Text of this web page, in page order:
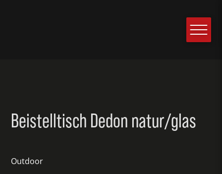
Beistelltisch Dedon natur/glas
Outdoor